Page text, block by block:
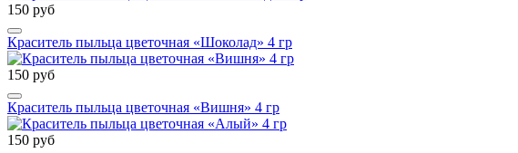
150 руб
Краситель пыльца цветочная «Шоколад» 4 гр
150 руб
Краситель пыльца цветочная «Вишня» 4 гр
150 руб